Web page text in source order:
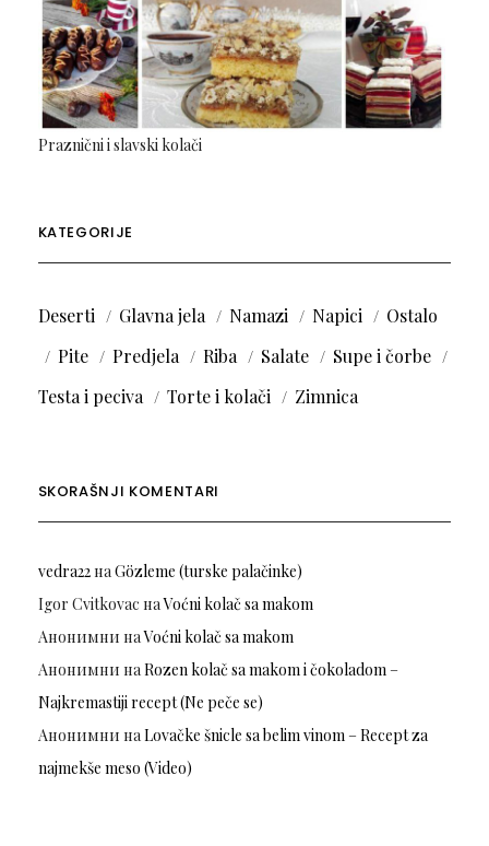
Praznični i slavski kolači
KATEGORIJE
Deserti Glavna jela Namazi Napici
Ostalo
Pite
Predjela Riba Salate
Supe i čorbe
Testa i peciva
Torte i kolači Zimnica
SKORAŠNJI KOMENTARI
vedra22наGözleme (turske palačinke)
Igor Cvitkovac наVoćni kolač sa makom
Анонимни наVoćni kolač sa makom
Анонимни наRozen kolač sa makom i čokoladom –
Najkremastiji recept (Ne peče se)
Анонимни наLovačke šnicle sa belim vinom – Recept za
najmekše meso (Video)